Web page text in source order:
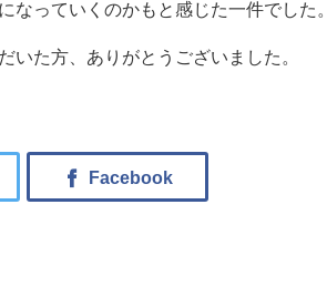
なっていくのかもと感じた一件でした。
いた方、ありがとうございました。